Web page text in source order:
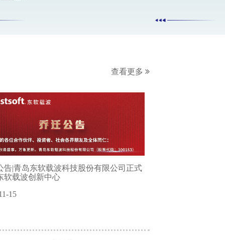
查看更多
告|青岛东软载波科技股份有限公司正式
软载波创新中心
15